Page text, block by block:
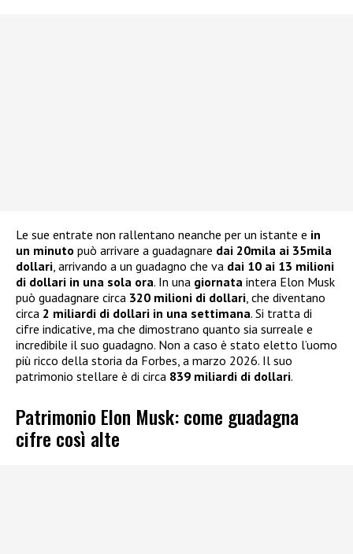
Le sue entrate non rallentano neanche per un istante e in
un minuto può arrivare a guadagnare dai 20mila ai 35mila
dollari, arrivando a un guadagno che va dai 10 ai 13 milioni
di dollari in una sola ora. In una giornata intera Elon Musk
può guadagnare circa 320 milioni di dollari, che diventano
circa 2 miliardi di dollari in una settimana. Si tratta di
cifre indicative, ma che dimostrano quanto sia surreale e
incredibile il suo guadagno. Non a caso è stato eletto l’uomo
più ricco della storia da Forbes, a marzo 2026. Il suo
patrimonio stellare è di circa 839 miliardi di dollari.
Patrimonio Elon Musk: come guadagna
cifre così alte